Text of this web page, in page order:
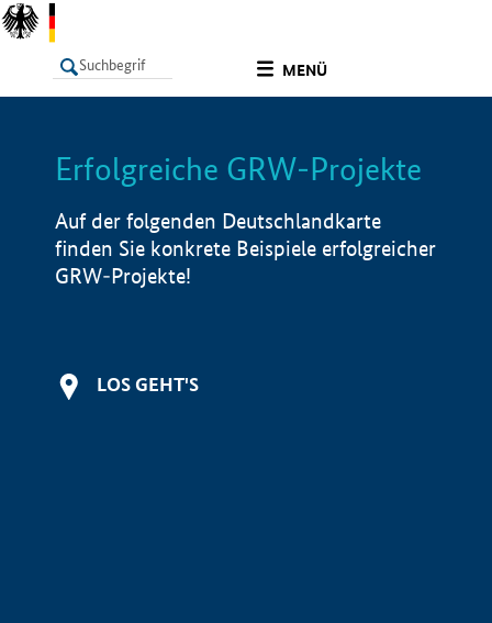
MENÜ
LISTE Info
Erfolgreiche GRW-Projekte
Auf der folgenden Deutschlandkarte
finden Sie konkrete Beispiele erfolgreicher
GRW-Projekte!
LOS GEHT'S